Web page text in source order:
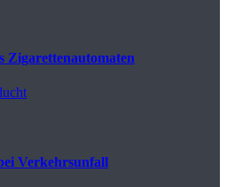
Zigarettenautomaten
Verkehrsunfall